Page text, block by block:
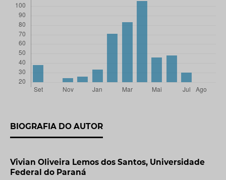
BIOGRAFIA DO AUTOR
Vivian Oliveira Lemos dos Santos, Universidade
Federal do Paraná